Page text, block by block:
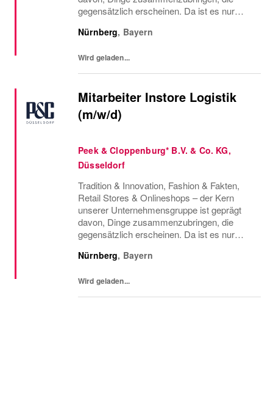
gegensätzlich erscheinen. Da ist es nur
vereinen, die so vielfältig sind, wie die Styles,
Nürnberg, Bayern
Wird geladen...
Mitarbeiter Instore Logistik
(m/w/d)
Peek & Cloppenburg* B.V. & Co. KG,
Düsseldorf
Tradition & Innovation, Fashion & Fakten,
Retail Stores & Onlineshops – der Kern
unserer Unternehmensgruppe ist geprägt
davon, Dinge zusammenzubringen, die
gegensätzlich erscheinen. Da ist es nur
vereinen, die so vielfältig sind, wie die Styles,
Nürnberg, Bayern
Wird geladen...